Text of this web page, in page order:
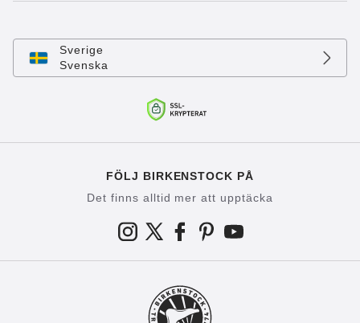
Sverige
Svenska
FÖLJ BIRKENSTOCK PÅ
Det finns alltid mer att upptäcka